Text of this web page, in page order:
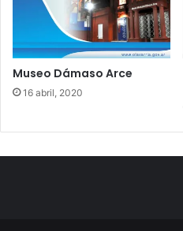
Museo Dámaso Arce
16 abril, 2020